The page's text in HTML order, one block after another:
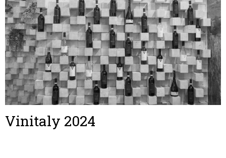
Vinitaly 2024